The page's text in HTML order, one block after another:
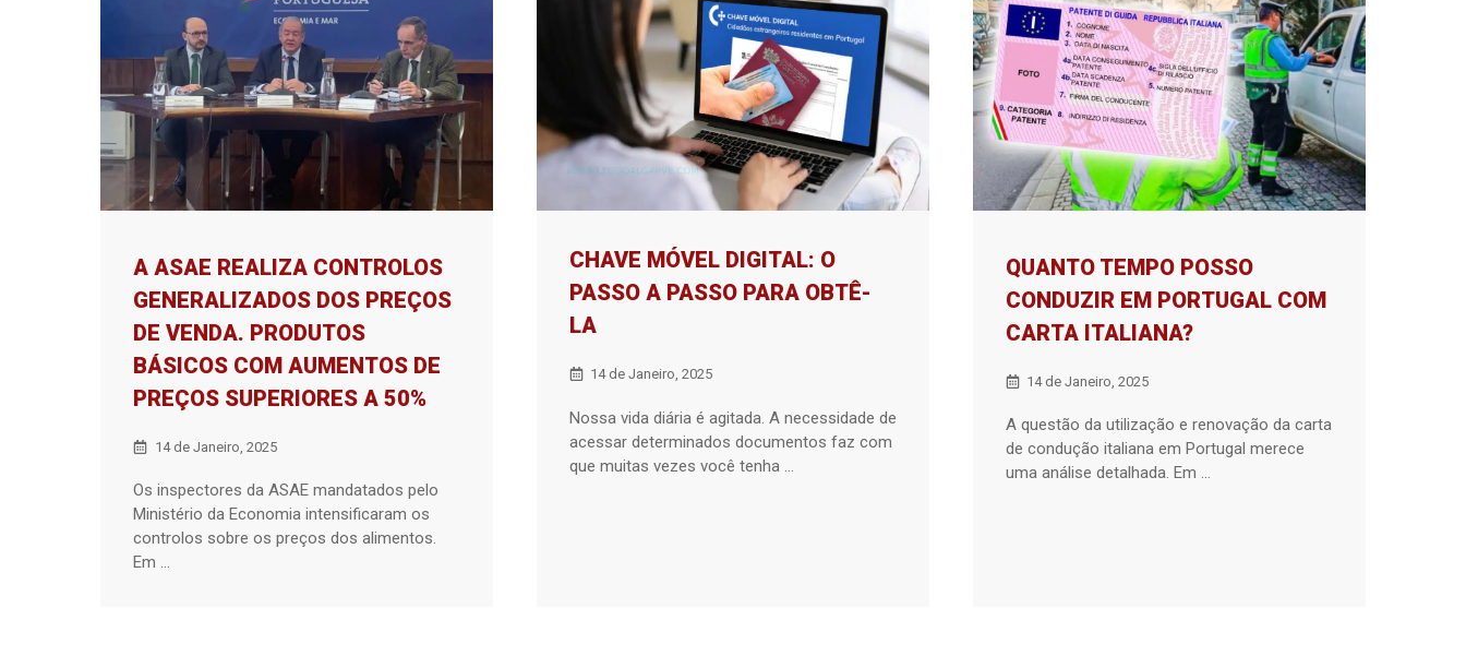
A ASAE REALIZA CONTROLOS
GENERALIZADOS DOS PREÇOS
DE VENDA. PRODUTOS
BÁSICOS COM AUMENTOS DE
PREÇOS SUPERIORES A 50%
14 de Janeiro, 2025
Os inspectores da ASAE mandatados pelo
Ministério da Economia intensificaram os
controlos sobre os preços dos alimentos.
Em ...
CHAVE MÓVEL DIGITAL: O
PASSO A PASSO PARA OBTÊ-
LA
14 de Janeiro, 2025
Nossa vida diária é agitada. A necessidade de
acessar determinados documentos faz com
que muitas vezes você tenha ...
QUANTO TEMPO POSSO
CONDUZIR EM PORTUGAL COM
CARTA ITALIANA?
14 de Janeiro, 2025
A questão da utilização e renovação da carta
de condução italiana em Portugal merece
uma análise detalhada. Em ...